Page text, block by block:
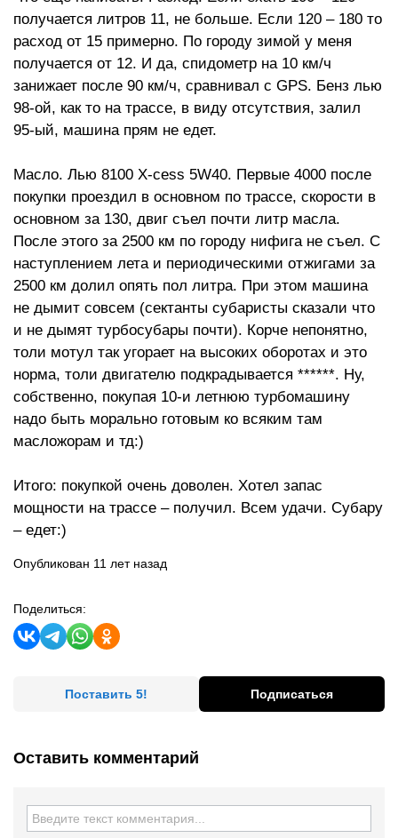
получается литров 11, не больше. Если 120 – 180 то
расход от 15 примерно. По городу зимой у меня
получается от 12. И да, спидометр на 10 км/ч
занижает после 90 км/ч, сравнивал с GPS. Бенз лью
98-ой, как то на трассе, в виду отсутствия, залил
95-ый, машина прям не едет.
Масло. Лью 8100 X-cess 5W40. Первые 4000 после
покупки проездил в основном по трассе, скорости в
основном за 130, двиг съел почти литр масла.
После этого за 2500 км по городу нифига не съел. С
наступлением лета и периодическими отжигами за
2500 км долил опять пол литра. При этом машина
не дымит совсем (сектанты субаристы сказали что
и не дымят турбосубары почти). Корче непонятно,
толи мотул так угорает на высоких оборотах и это
норма, толи двигателю подкрадывается ******. Ну,
собственно, покупая 10-и летнюю турбомашину
надо быть морально готовым ко всяким там
масложорам и тд:)
Итого: покупкой очень доволен. Хотел запас
мощности на трассе – получил. Всем удачи. Субару
– едет:)
Опубликован 11 лет назад
Поделиться:
Поставить 5! Подписаться
Оставить комментарий